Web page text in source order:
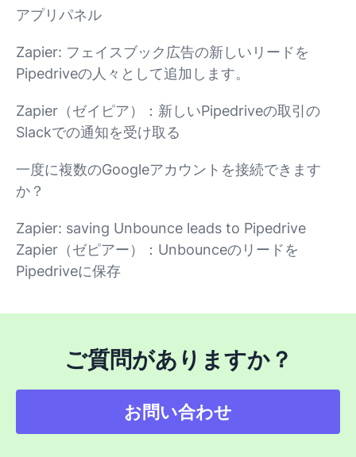
アプリパネル
Zapier: フェイスブック広告の新しいリードを
Pipedriveの人々として追加します。
Zapier（ゼイピア）：新しいPipedriveの取引の
Slackでの通知を受け取る
一度に複数のGoogleアカウントを接続できます
か？
Zapier: saving Unbounce leads to Pipedrive
Zapier（ゼピアー）：Unbounceのリードを
Pipedriveに保存
ご質問がありますか？
お問い合わせ